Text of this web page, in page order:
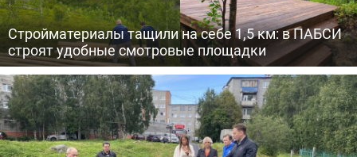
Стройматериалы тащили на себе 1,5 км: в ПАБСИ
строят удобные смотровые площадки